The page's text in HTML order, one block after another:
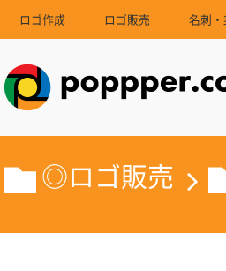
ロゴ作成 ロゴ販売 名刺
◎ロゴ販売